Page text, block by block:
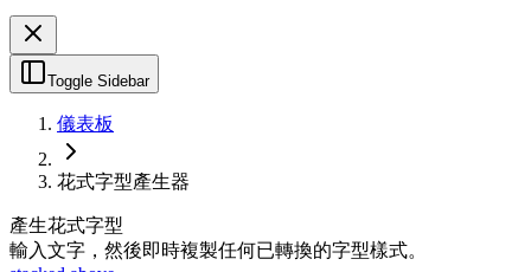
Toggle Sidebar
儀表板
花式字型產生器
產生花式字型
輸入文字，然後即時複製任何已轉換的字型樣式。